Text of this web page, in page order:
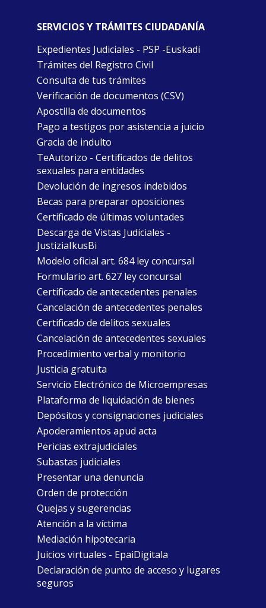
SERVICIOS Y TRÁMITES CIUDADANÍA
Expedientes Judiciales - PSP -Euskadi
Trámites del Registro Civil
Consulta de tus trámites
Verificación de documentos (CSV)
Apostilla de documentos
Pago a testigos por asistencia a juicio
Gracia de indulto
TeAutorizo - Certificados de delitos
sexuales para entidades
Devolución de ingresos indebidos
Becas para preparar oposiciones
Certificado de últimas voluntades
Descarga de Vistas Judiciales -
JustiziaIkusBi
Modelo oficial art. 684 ley concursal
Formulario art. 627 ley concursal
Certificado de antecedentes penales
Cancelación de antecedentes penales
Certificado de delitos sexuales
Cancelación de antecedentes sexuales
Procedimiento verbal y monitorio
Justicia gratuita
Servicio Electrónico de Microempresas
Plataforma de liquidación de bienes
Depósitos y consignaciones judiciales
Apoderamientos apud acta
Pericias extrajudiciales
Subastas judiciales
Presentar una denuncia
Orden de protección
Quejas y sugerencias
Atención a la víctima
Mediación hipotecaria
Juicios virtuales - EpaiDigitala
Declaración de punto de acceso y lugares
seguros